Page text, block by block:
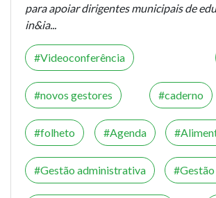
para apoiar dirigentes municipais de
in&ia...
Videoconferência
novos gestores caderno
folheto Agenda
Gestão administrativa